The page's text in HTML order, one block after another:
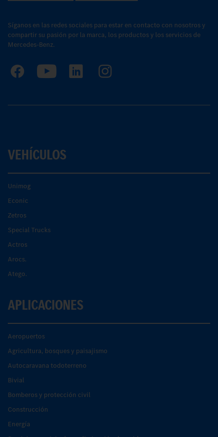
Síganos en las redes sociales para estar en contacto con nosotros y
compartir su pasión por la marca, los productos y los servicios de
Mercedes-Benz.
VEHÍCULOS
Unimog
Econic
Zetros
Special Trucks
Actros
Arocs.
Atego.
APLICACIONES
Aeropuertos
Agricultura, bosques y paisajismo
Autocaravana todoterreno
Bivial
Bomberos y protección civil
Construcción
Energía